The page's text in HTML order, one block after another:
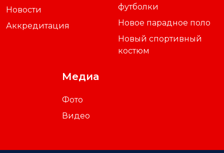
Новости
Аккредитация
футболки
Новое парадное поло
Новый спортивный
костюм
Медиа
Фото
Видео